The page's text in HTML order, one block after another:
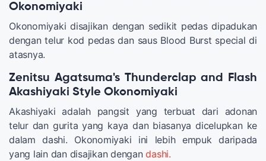
Okonomiyaki
Okonomiyaki disajikan dengan sedikit pedas dipadukan
dengan telur kod pedas dan saus Blood Burst special di
atasnya.
Zenitsu Agatsuma's Thunderclap and Flash
Akashiyaki Style Okonomiyaki
Akashiyaki adalah pangsit yang terbuat dari adonan
telur dan gurita yang kaya dan biasanya dicelupkan ke
dalam dashi. Okonomiyaki ini lebih empuk daripada
yang lain dan disajikan dengandashi.